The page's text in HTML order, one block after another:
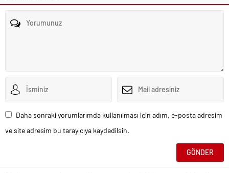
Daha sonraki yorumlarımda kullanılması için adım, e-posta adresim
ve site adresim bu tarayıcıya kaydedilsin.